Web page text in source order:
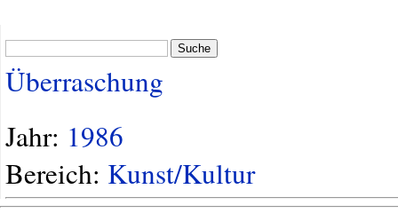
Suche
Überraschung
Jahr: 1986
Bereich: Kunst/Kultur